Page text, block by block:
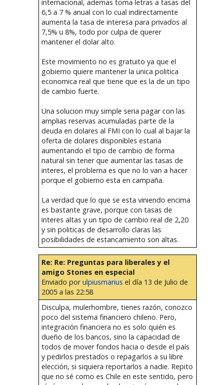
internacional, ademas toma letras a tasas del
6,5 a 7 % anual con lo cual indirectamente
aumenta la tasa de interesa para privados al
7,5% u 8%, todo por culpa de querer
mantener el dolar alto.
Este movimiento no es gratuito ya que el
gobierno quiere mantener la unica politica
economica real que tiene que es la de un tipo
de cambio fuerte.
Una solucion muy simple seria pagar con las
amplias reservas acumuladas parte de la
deuda en dolares al FMI con lo cual al bajar la
oferta de dolares disponibles estaria
aumentando el tipo de cambio de forma
natural sin tener que aumentar las tasas de
interes, el problema es que no lo van a hacer
porque el gobierno esta en campaña.
La verdad que lo que se esta viniendo encima
es bastante grave, porque con tasas de
interes altas y un tipo de cambio real de 2,20
y sin politicas de desarrollo claras las
posibilidades de estancamiento son altas.
Re: Re: Preguntas para liberales y el
amigo Stones en especial
Enviado porulpiusmarius el día 13 de Julio de
2005 a las 22:58
Disculpa, mulerhombre, tienes razón, conozco
poco del sistema financiero chileno. Pero,
integración financiera no es solo quién es
dueño de los bancos, sino la capacidad de
todos de mover fondos hacia o desde el país
y pedirlos prestados o repagarlos a su libre
elección, si siquiera reportarlos a nadie. Repito
que no sé como es Chile en este sentido, pero